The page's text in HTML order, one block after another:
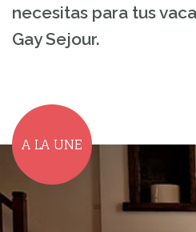
necesitas para tus
Gay Sejour.
A LA UNE